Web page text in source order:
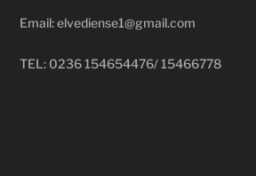
Email: elvediense1@gmail.com
TEL: 0236 154654476/ 15466778